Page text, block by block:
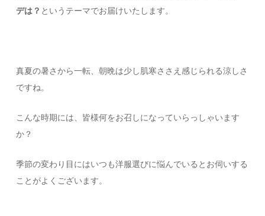
デは？ というテーマでお届けいたします。
真夏の暑さから一転、朝晩は少し肌寒ささえ感じられる涼しさ
ですね。
こんな時期には、皆様何をお召しになっていらっしゃいます
か？
季節の変わり目にはいつも洋服選びに悩んでいるとお伺いする
ことがよくございます。